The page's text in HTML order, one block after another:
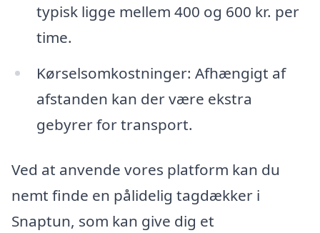
typisk ligge mellem 400 og 600 kr. per
time.
Kørselsomkostninger: Afhængigt af
afstanden kan der være ekstra
gebyrer for transport.
Ved at anvende vores platform kan du
nemt finde en pålidelig tagdækker i
Snaptun, som kan give dig et